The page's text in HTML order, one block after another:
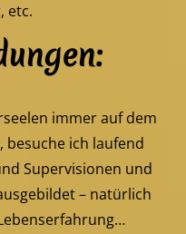
etc.
immer auf dem
besuche ich laufend
Supervisionen und
– natürlich